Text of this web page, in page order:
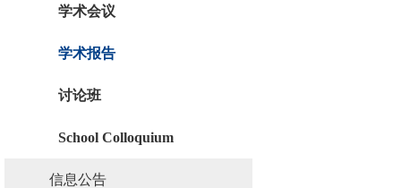
学术会议
学术报告
讨论班
School Colloquium
信息公告